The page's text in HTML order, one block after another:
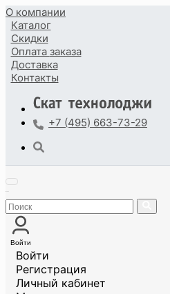
О компании
Каталог
Скидки
Оплата заказа
Доставка
Контакты
+7 (495) 663-73-29
Войти
Войти
Регистрация
Личный кабинет